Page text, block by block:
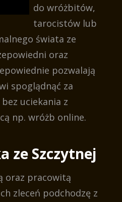
do wróżbitów,
tarocistów lub
świata ze
oraz
pozwalają
spoglądnąć za
uciekania z
np. wróżb online.
ze Szczytnej
oraz pracowitą
zleceń podchodzę z